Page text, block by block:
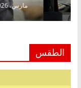
الطقس